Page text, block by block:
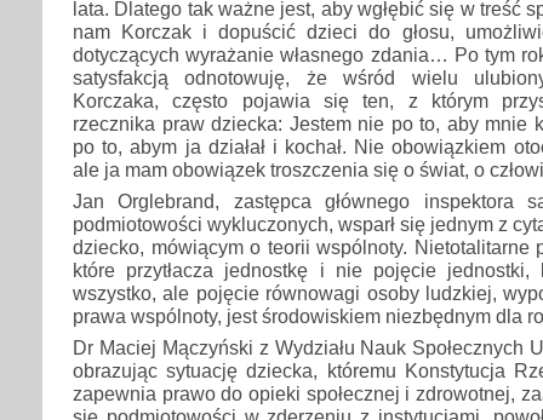
lata. Dlatego tak ważne jest, aby wgłębić się w treść
nam Korczak i dopuścić dzieci do głosu,
dotyczących wyrażanie własnego zdania… Po tym
satysfakcją odnotowuję, że wśród wielu
Korczaka, często pojawia się ten, z którym
rzecznika praw dziecka: Jestem nie po to, aby mnie
po to, abym ja działał i kochał. Nie obowiązkiem
ale ja mam obowiązek troszczenia się o świat, o
Jan Orglebrand, zastępca głównego inspektora
podmiotowości wykluczonych, wsparł się jednym z
dziecko, mówiącym o teorii wspólnoty. Nietotalitarne
które przytłacza jednostkę i nie pojęcie
wszystko, ale pojęcie równowagi osoby ludzkiej,
prawa wspólnoty, jest środowiskiem niezbędnym dla
Dr Maciej Mączyński z Wydziału Nauk Społecznych
obrazując sytuację dziecka, któremu Konstytucja
zapewnia prawo do opieki społecznej i zdrowotnej,